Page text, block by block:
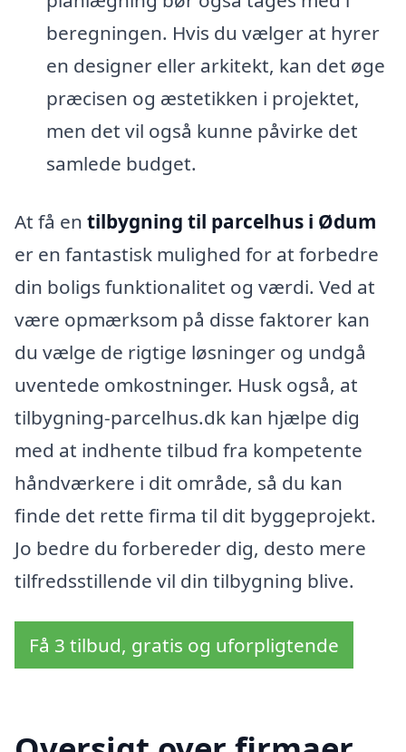
beregningen. Hvis du vælger at hyrer
en designer eller arkitekt, kan det øge
præcisen og æstetikken i projektet,
men det vil også kunne påvirke det
samlede budget.
At få en tilbygning til parcelhus i Ødum
er en fantastisk mulighed for at forbedre
din boligs funktionalitet og værdi. Ved at
være opmærksom på disse faktorer kan
du vælge de rigtige løsninger og undgå
uventede omkostninger. Husk også, at
tilbygning-parcelhus.dk kan hjælpe dig
med at indhente tilbud fra kompetente
håndværkere i dit område, så du kan
finde det rette firma til dit byggeprojekt.
Jo bedre du forbereder dig, desto mere
tilfredsstillende vil din tilbygning blive.
Få 3 tilbud, gratis og uforpligtende